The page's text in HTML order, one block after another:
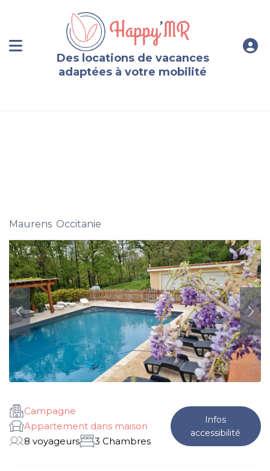
Des locations de vacances
adaptées à votre mobilité
Maurens Occitanie
Campagne
Appartement dans maison
8 voyageurs
3 Chambres
Infos
accessibilité